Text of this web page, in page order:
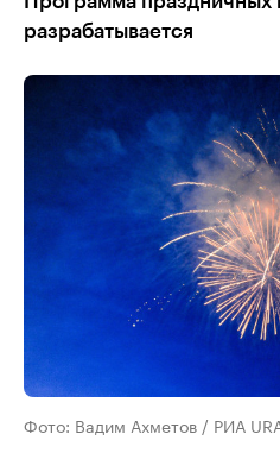
разрабатывается
Фото: Вадим Ахметов / РИА